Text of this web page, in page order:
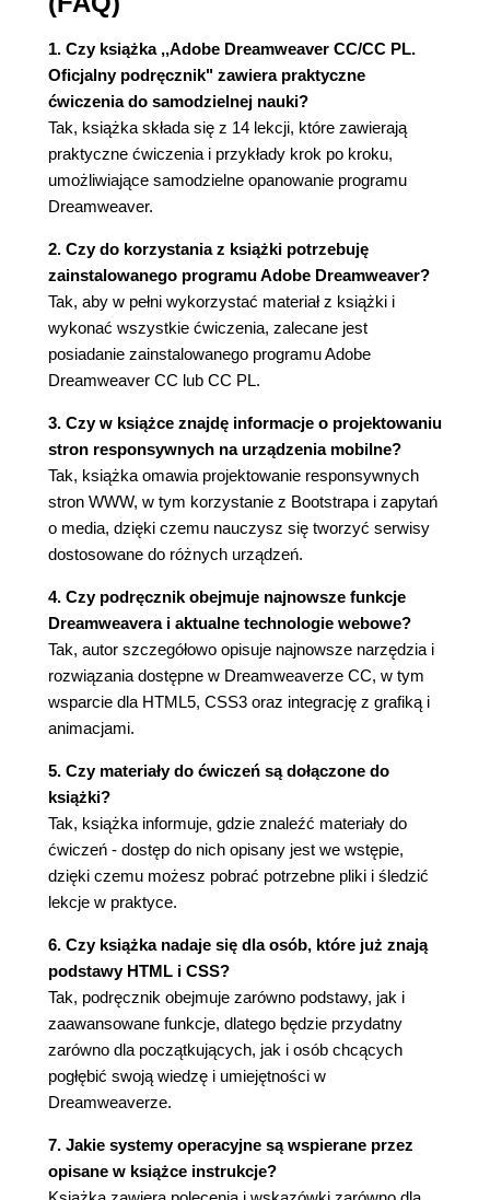
Korzystanie z panelu DOM (50)
(50)
Wprowadzenie do funkcji Emmet (52)
Odkrywanie, eksperymentowanie i nauka (54)
Rozdział 2. Podstawy języka HTML (56)
Czym jest HTML? (58)
Początki HTML (58)
Co nowego w HTML5 (62)
Rozdział 3. Podstawy CSS (66)
Czym są kaskadowe arkusze stylów CSS? (68)
Formatowanie za pomocą HTML a CSS (69)
Domyślne ustawienia HTML (70)
Podgląd ukończonego projektu (75)
Formatowanie tekstu (77)
No i wreszcie grupowanie, klasy oraz ID! (96)
Omówienie CSS3 (98)
Rozdział 4. Podstawy projektowania
Projektowanie nowego serwisu (104)
Tworzenie miniatur i schematów (108)
Tworzenie zasobów za pomocą funkcji Adobe
Generator (opcjonalnie) (112)
Ocena opcji projektu strony (122)
Korzystanie z predefiniowanych układów (124)
Rozdział 6. Korzystanie z platformy WWW (144)
Tworzenie zawartości nagłówka (146)
Tworzenie nawigacji (167)
Zarządzanie szerokością komponentu Bootstrap
(189)
Wstawianie encji HTML (191)
Tworzenie globalnych stylów tekstu (193)
Rozdział 7. Projektowanie na potrzeby urządzeń
mobilnych (204)
Projektowanie responsywne (206)
Dostosowywanie układów Bootstrapa do różnych
rozmiarów ekranu (208)
1. Czy książka ,,Adobe Dreamweaver CC/CC PL.
Oficjalny podręcznik" zawiera praktyczne
ćwiczenia do samodzielnej nauki?
Tak, książka składa się z 14 lekcji, które zawierają
praktyczne ćwiczenia i przykłady krok po kroku,
umożliwiające samodzielne opanowanie programu
Dreamweaver.
2. Czy do korzystania z książki potrzebuję
zainstalowanego programu Adobe Dreamweaver?
Tak, aby w pełni wykorzystać materiał z książki i
wykonać wszystkie ćwiczenia, zalecane jest
posiadanie zainstalowanego programu Adobe
Dreamweaver CC lub CC PL.
3. Czy w książce znajdę informacje o projektowaniu
stron responsywnych na urządzenia mobilne?
Tak, książka omawia projektowanie responsywnych
stron WWW, w tym korzystanie z Bootstrapa i zapytań
o media, dzięki czemu nauczysz się tworzyć serwisy
dostosowane do różnych urządzeń.
4. Czy podręcznik obejmuje najnowsze funkcje
Dreamweavera i aktualne technologie webowe?
Tak, autor szczegółowo opisuje najnowsze narzędzia i
rozwiązania dostępne w Dreamweaverze CC, w tym
wsparcie dla HTML5, CSS3 oraz integrację z grafiką i
animacjami.
5. Czy materiały do ćwiczeń są dołączone do
książki?
Tak, książka informuje, gdzie znaleźć materiały do
ćwiczeń - dostęp do nich opisany jest we wstępie,
dzięki czemu możesz pobrać potrzebne pliki i śledzić
lekcje w praktyce.
6. Czy książka nadaje się dla osób, które już znają
podstawy HTML i CSS?
Tak, podręcznik obejmuje zarówno podstawy, jak i
zaawansowane funkcje, dlatego będzie przydatny
zarówno dla początkujących, jak i osób chcących
pogłębić swoją wiedzę i umiejętności w
Dreamweaverze.
7. Jakie systemy operacyjne są wspierane przez
opisane w książce instrukcje?